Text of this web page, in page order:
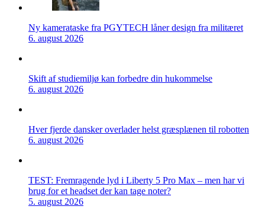
Ny kamerataske fra PGYTECH låner design fra militæret
6. august 2026
Skift af studiemiljø kan forbedre din hukommelse
6. august 2026
Hver fjerde dansker overlader helst græsplænen til robotten
6. august 2026
TEST: Fremragende lyd i Liberty 5 Pro Max – men har vi
brug for et headset der kan tage noter?
5. august 2026